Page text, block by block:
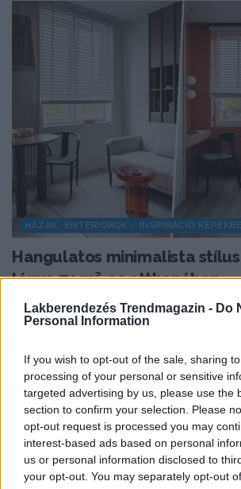
Lakberendezés Trendmagazin - Do
Personal Information
If you wish to opt-out of the sale, sharing
processing of your personal or sensitive
targeted advertising by us, please use the
section to confirm your selection. Please
opt-out request is processed you may
interest-based ads based on personal
us or personal information disclosed to
your opt-out. You may separately opt-out
HÁZAK, ENTERIŐRÖK - INSPIRÁCIÓ
Hangulatos minimalista
lánya 74 m²-es otthonában
A 74 m²-es, háromszobás lakást egy
megbízásából rendezte be a tervező,
Praktikus lakberendezési